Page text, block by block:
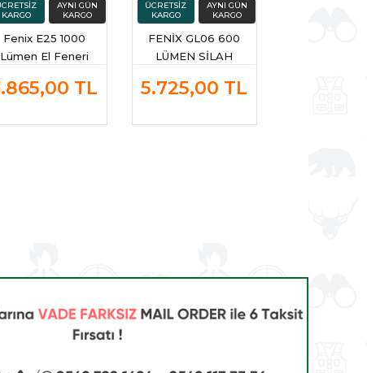
Fenix E25 1000
Lümen El Feneri
TL
FENİX GL06 600
LÜMEN SİLAH
5.725,00 TL